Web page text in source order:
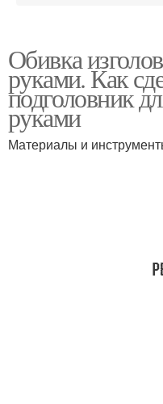
Кровати за пару
Каркас для кровати
Обивка
руками. Как
подголовник
руками
Материалы и